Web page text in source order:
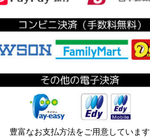
豊富なお支払方法をご用意しています